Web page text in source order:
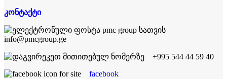
კონტაქტი
info@pmcgroup.ge
+995 544 44 59 40
facebook